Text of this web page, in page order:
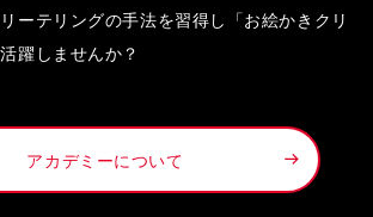
ーテリングの手法を習得し「お絵かきクリ
躍しませんか？
アカデミーについて